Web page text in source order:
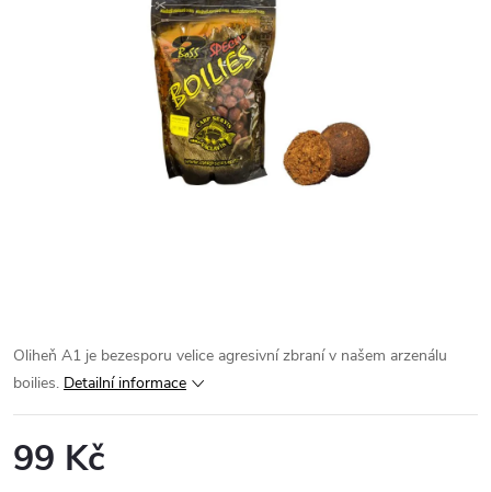
Oliheň A1 je bezesporu velice agresivní zbraní v našem arzenálu
boilies. Detailní informace
99 Kč